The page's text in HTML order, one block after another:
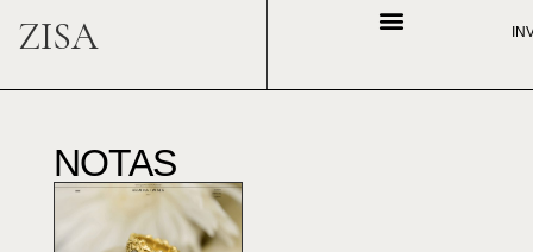
ZISA
NOTAS